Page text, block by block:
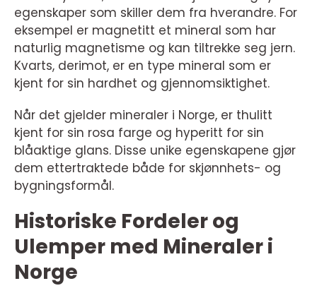
egenskaper som skiller dem fra hverandre. For
eksempel er magnetitt et mineral som har
naturlig magnetisme og kan tiltrekke seg jern.
Kvarts, derimot, er en type mineral som er
kjent for sin hardhet og gjennomsiktighet.
Når det gjelder mineraler i Norge, er thulitt
kjent for sin rosa farge og hyperitt for sin
blåaktige glans. Disse unike egenskapene gjør
dem ettertraktede både for skjønnhets- og
bygningsformål.
Historiske Fordeler og
Ulemper med Mineraler i
Norge